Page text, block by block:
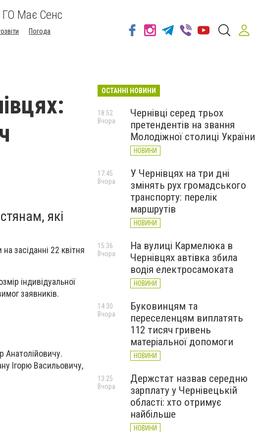
ГО Має Сенс
Погода
які
засіданні 22 квітня
індивідуальної
заявників.
Анатолійовичу.
Ігорю Васильовичу,
ОСТАННІ НОВИНИ
Чернівці серед трьох
претендентів на звання
Молодіжної столиці України
НОВИНИ
18:52
Вчора
У Чернівцях на три дні
змінять рух громадського
транспорту: перелік
маршрутів
НОВИНИ
17:45
Вчора
На вулиці Кармелюка в
Чернівцях автівка збила
водія електросамоката
НОВИНИ
15:36
Вчора
Буковинцям та
переселенцям виплатять
112 тисяч гривень
матеріальної допомоги
НОВИНИ
14:30
Вчора
Держстат назвав середню
зарплату у Чернівецькій
області: хто отримує
найбільше
НОВИНИ
13:25
Вчора